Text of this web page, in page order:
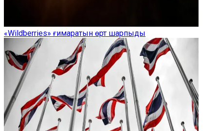
«Wildberries» ғимаратын өрт шарпыды